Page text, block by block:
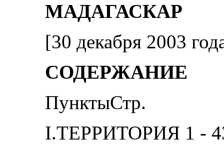
МАДАГАСКАР
[30 декабря 2003
СОДЕРЖАНИЕ
ПунктыСтр.
I.ТЕРРИТОРИЯ 1 -